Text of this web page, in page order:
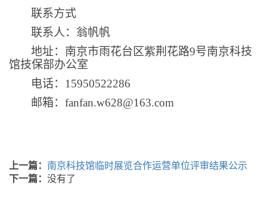
联系方式
联系人：翁帆帆
地址：南京市雨花台区紫荆花路9号南京科技
馆技保部办公室
电话： 15950522286
邮箱： fanfan.w628@163.com
上一篇： 南京科技馆临时展览合作运营单位评审结果公示
下一篇： 没有了